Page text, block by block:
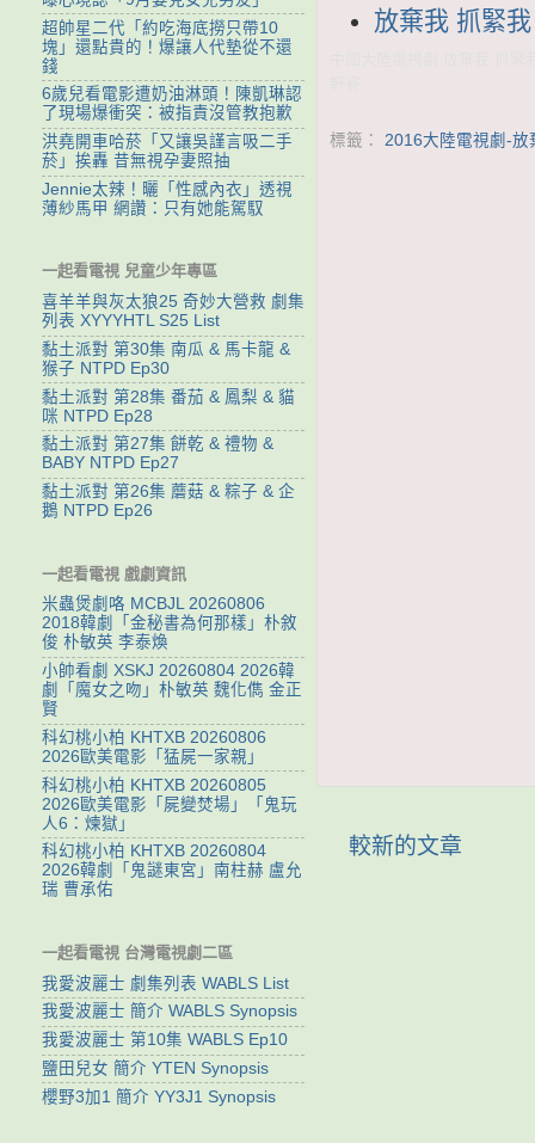
放棄我 抓緊
標籤： 2016大陸電視劇-放
較新的文章
超帥星二代「約吃海底撈只帶10
塊」還點貴的！爆讓人代墊從不還
錢
6歲兒看電影遭奶油淋頭！陳凱琳認
了現場爆衝突：被指責沒管教抱歉
洪堯開車哈菸「又讓吳謹言吸二手
菸」挨轟 昔無視孕妻照抽
Jennie太辣！曬「性感內衣」透視
薄紗馬甲 網讚：只有她能駕馭
一起看電視 兒童少年專區
喜羊羊與灰太狼25 奇妙大營救 劇集
列表 XYYYHTL S25 List
黏土派對 第30集 南瓜 & 馬卡龍 &
猴子 NTPD Ep30
黏土派對 第28集 番茄 & 鳳梨 & 貓
咪 NTPD Ep28
黏土派對 第27集 餅乾 & 禮物 &
BABY NTPD Ep27
黏土派對 第26集 蘑菇 & 粽子 & 企
鵝 NTPD Ep26
一起看電視 戲劇資訊
米蟲煲劇咯 MCBJL 20260806
2018韓劇「金秘書為何那樣」朴敘
俊 朴敏英 李泰煥
小帥看劇 XSKJ 20260804 2026韓
劇「魔女之吻」朴敏英 魏化儁 金正
賢
科幻桃小柏 KHTXB 20260806
2026歐美電影「猛屍一家親」
科幻桃小柏 KHTXB 20260805
2026歐美電影「屍變焚場」「鬼玩
人6：煉獄」
科幻桃小柏 KHTXB 20260804
2026韓劇「鬼謎東宮」南柱赫 盧允
瑞 曹承佑
一起看電視 台灣電視劇二區
我愛波麗士 劇集列表 WABLS List
我愛波麗士 簡介 WABLS Synopsis
我愛波麗士 第10集 WABLS Ep10
鹽田兒女 簡介 YTEN Synopsis
櫻野3加1 簡介 YY3J1 Synopsis